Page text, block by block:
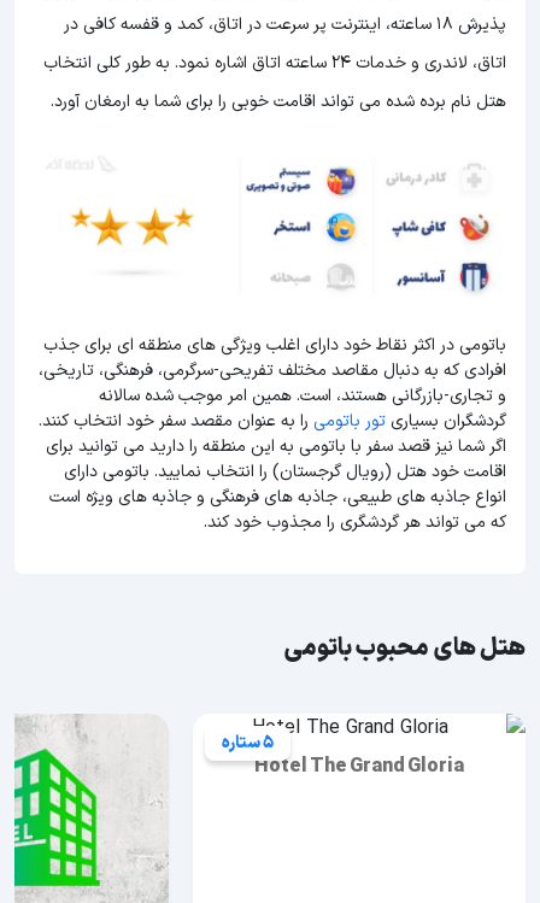
پذیرش 18 ساعته، اینترنت پر سرعت در اتاق، کمد و قفسه کافی در
اتاق، لاندری و خدمات 24 ساعته اتاق اشاره نمود. به طور کلی انتخاب
هتل نام برده شده می تواند اقامت خوبی را برای شما به ارمغان آورد.
باتومی در اکثر نقاط خود دارای اغلب ویژگی های منطقه ای برای جذب
افرادی که به دنبال مقاصد مختلف تفریحی-سرگرمی، فرهنگی، تاریخی،
و تجاری-بازرگانی هستند، است. همین امر موجب شده سالانه
گردشگران بسیاریتور باتومی را به عنوان مقصد سفر خود انتخاب کنند.
اگر شما نیز قصد سفر با باتومی به این منطقه را دارید می توانید برای
اقامت خود هتل (رویال گرجستان) را انتخاب نمایید. باتومی دارای
انواع جاذبه های طبیعی، جاذبه های فرهنگی و جاذبه های ویژه است
که می تواند هر گردشگری را مجذوب خود کند.
هتل های محبوب باتومی
5 ستاره
Hotel The Grand Gloria